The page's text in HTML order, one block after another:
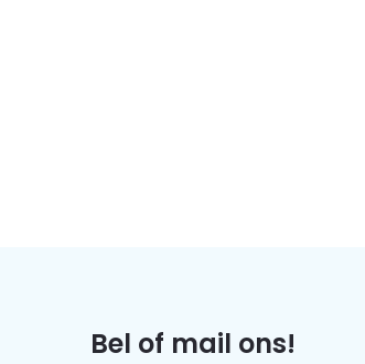
Bel of mail ons!